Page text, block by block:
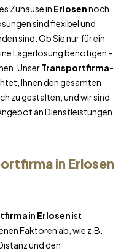
Zuhause in Erlosennoch
sind flexibel und
sind. Ob Sie nur für ein
Lagerlösung benötigen –
UnserTransportfirma-
Ihnen den gesamten
zu gestalten, und wir sind
an Dienstleistungen
in Erlosen
in Erlosenist
Faktoren ab, wie z.B.
und den